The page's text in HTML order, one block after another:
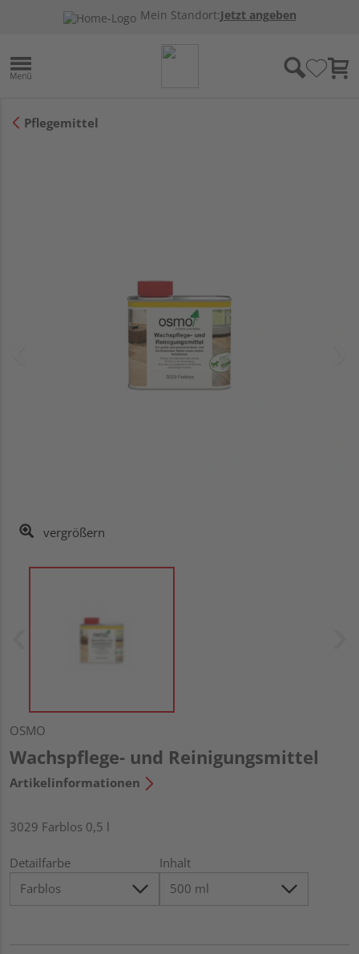
Mein Standort:Jetzt angeben
Pflegemittel
vergrößern
OSMO
Wachspflege- und Reinigungsmittel
Artikelinformationen
3029 Farblos 0,5 l
Detailfarbe Inhalt